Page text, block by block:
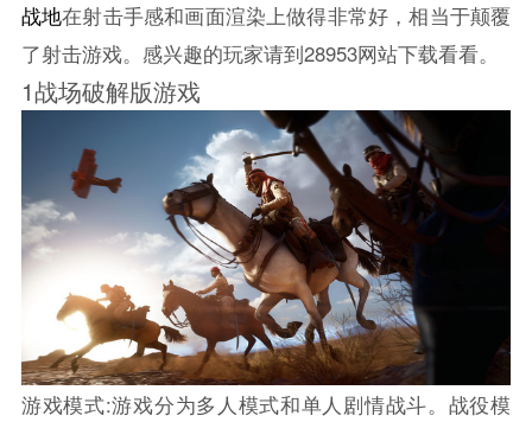
战地在射击手感和画面渲染上做得非常好，相当于颠覆
了射击游戏。感兴趣的玩家请到28953网站下载看看。
1战场破解版游戏
游戏模式:游戏分为多人模式和单人剧情战斗。战役模